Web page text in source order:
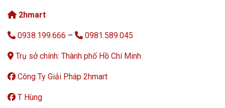
2hmart
0938.199.666 – 0981.589.045
Trụ sở chính: Thành phố Hồ Chí Minh
Công Ty Giải Pháp 2hmart
T Hùng